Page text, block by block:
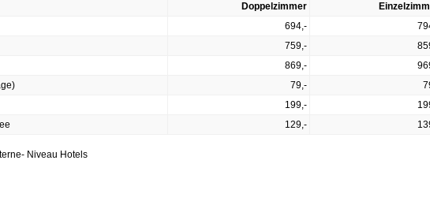
Doppelzimmer
694,-
759,-
869,-
79,-
199,-
129,-
Niveau Hotels